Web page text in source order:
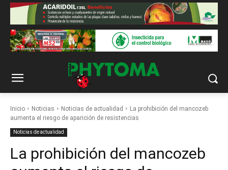
Inicio Noticias Noticias de actualidad
La prohibición del mancozeb
aumenta el riesgo de aparición de resistencias
Noticias de actualidad
La prohibición del mancozeb